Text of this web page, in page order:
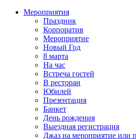
Мероприятия
Праздник
Корпоратив
Мероприятие
Новый Год
8 марта
На час
Встреча гостей
В ресторан
Юбилей
Презентация
Банкет
День рождения
Выездная регистрация
Джаз на мероприятие или